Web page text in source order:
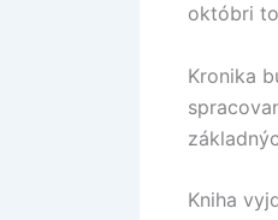
októbri
Kronika
Kniha